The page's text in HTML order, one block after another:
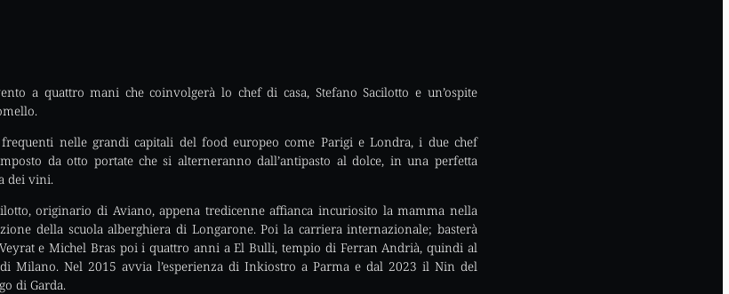
a quattro mani che coinvolgerà lo chef di casa, Stefano Sacilotto e un’ospite
nelle grandi capitali del food europeo come Parigi e Londra, i due chef
da otto portate che si alterneranno dall’antipasto al dolce, in una perfetta
dei vini.
originario di Aviano, appena tredicenne affianca incuriosito la mamma nella
della scuola alberghiera di Longarone. Poi la carriera internazionale; basterà
e Michel Bras poi i quattro anni a El Bulli, tempio di Ferran Andrià, quindi al
Milano. Nel 2015 avvia l’esperienza di Inkiostro a Parma e dal 2023 il Nin del
di Garda.